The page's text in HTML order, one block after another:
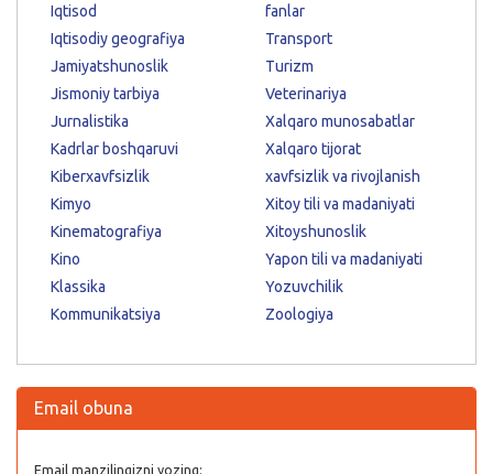
Iqtisod
Iqtisodiy geografiya
Jamiyatshunoslik
Jismoniy tarbiya
Jurnalistika
Kadrlar boshqaruvi
Kiberxavfsizlik
Kimyo
Kinematografiya
Kino
Klassika
Kommunikatsiya
fanlar
Transport
Turizm
Veterinariya
Xalqaro munosabatlar
Xalqaro tijorat
xavfsizlik va rivojlanish
Xitoy tili va madaniyati
Xitoyshunoslik
Yapon tili va madaniyati
Yozuvchilik
Zoologiya
Email obuna
Email manzilingizni yozing: